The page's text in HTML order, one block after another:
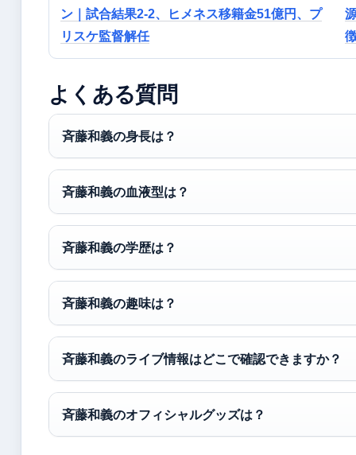
ン｜試合結果2-2、ヒメネス移籍金51億円、プ
リスケ監督解任
よくある質問
斉藤和義の身長は？
斉藤和義の血液型は？
斉藤和義の学歴は？
斉藤和義の趣味は？
斉藤和義のライブ情報はどこで確認できますか？
斉藤和義のオフィシャルグッズは？